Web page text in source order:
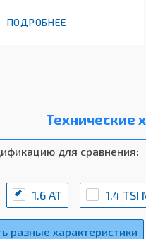
ПОДРОБНЕЕ
Технические
для сравнения:
1.6 AT 1.4 TSI
разные характеристики